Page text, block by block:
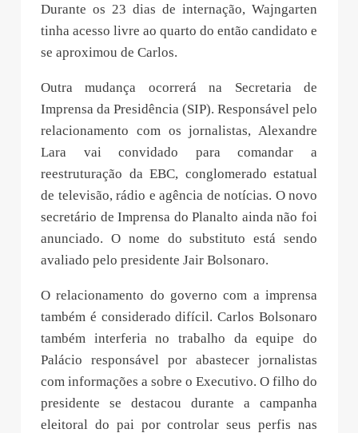
Durante os 23 dias de internação, Wajngarten
tinha acesso livre ao quarto do então candidato e
se aproximou de Carlos.
Outra mudança ocorrerá na Secretaria de
Imprensa da Presidência (SIP). Responsável pelo
relacionamento com os jornalistas, Alexandre
Lara vai convidado para comandar a
reestruturação da EBC, conglomerado estatual
de televisão, rádio e agência de notícias. O novo
secretário de Imprensa do Planalto ainda não foi
anunciado. O nome do substituto está sendo
avaliado pelo presidente Jair Bolsonaro.
O relacionamento do governo com a imprensa
também é considerado difícil. Carlos Bolsonaro
também interferia no trabalho da equipe do
Palácio responsável por abastecer jornalistas
com informações a sobre o Executivo. O filho do
presidente se destacou durante a campanha
eleitoral do pai por controlar seus perfis nas